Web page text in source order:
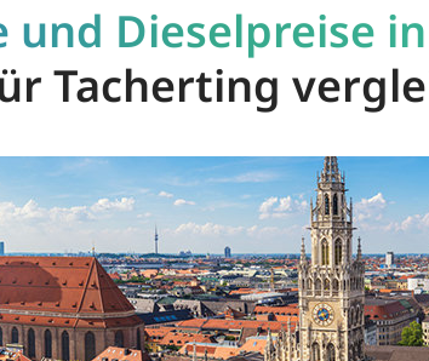
und Dieselpreise
Tacherting